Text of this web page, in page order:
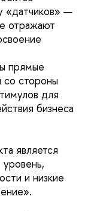
«датчиков» —
отражают
прямые
со стороны
для
бизнеса
является
и низкие